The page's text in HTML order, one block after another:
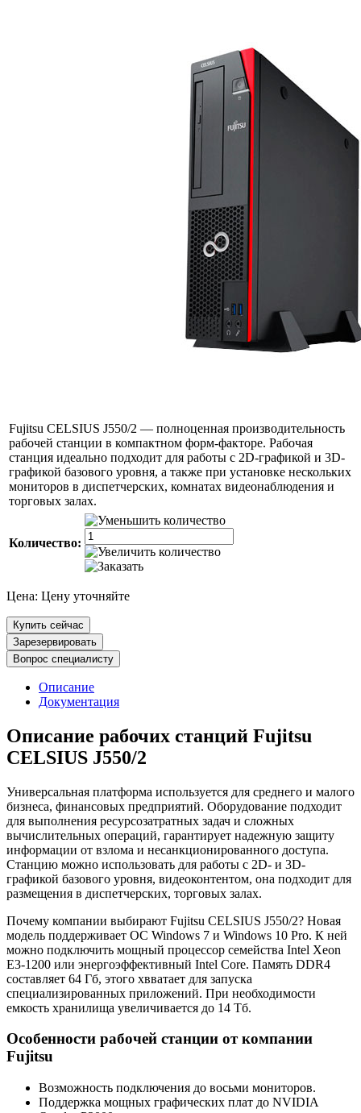
Fujitsu CELSIUS J550/2 — полноценная производительность
рабочей станции в компактном форм-факторе. Рабочая
станция идеально подходит для работы с 2D-графикой и 3D-
графикой базового уровня, а также при установке нескольких
мониторов в диспетчерских, комнатах видеонаблюдения и
торговых залах.
Количество:
Цена: Цену уточняйте
Купить сейчас
Зарезервировать
Вопрос специалисту
Описание
Документация
Описание рабочих станций Fujitsu
CELSIUS J550/2
Универсальная платформа используется для среднего и малого
бизнеса, финансовых предприятий. Оборудование подходит
для выполнения ресурсозатратных задач и сложных
вычислительных операций, гарантирует надежную защиту
информации от взлома и несанкционированного доступа.
Станцию можно использовать для работы с 2D- и 3D-
графикой базового уровня, видеоконтентом, она подходит для
размещения в диспетчерских, торговых залах.
Почему компании выбирают Fujitsu CELSIUS J550/2? Новая
модель поддерживает ОС Windows 7 и Windows 10 Pro. К ней
можно подключить мощный процессор семейства Intel Xeon
E3-1200 или энергоэффективный Intel Core. Память DDR4
составляет 64 Гб, этого хвватает для запуска
специализированных приложений. При необходимости
емкость хранилища увеличивается до 14 Тб.
Особенности рабочей станции от компании
Fujitsu
Возможность подключения до восьми мониторов.
Поддержка мощных графических плат до NVIDIA